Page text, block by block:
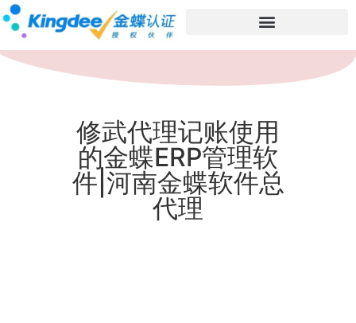
修武代理记账使用
的金蝶ERP管理软
件|河南金蝶软件总
代理